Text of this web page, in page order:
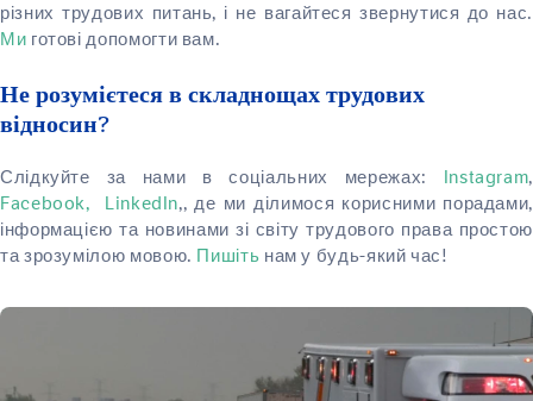
різних трудових питань, і не вагайтеся звернутися до нас.
Ми готові допомогти вам.
Не розумієтеся в складнощах трудових
відносин?
Слідкуйте за нами в соціальних мережах: Instagram,
Facebook,
LinkedIn,, де ми ділимося корисними порадами,
інформацією та новинами зі світу трудового права простою
та зрозумілою мовою. Пишіть нам у будь-який час!